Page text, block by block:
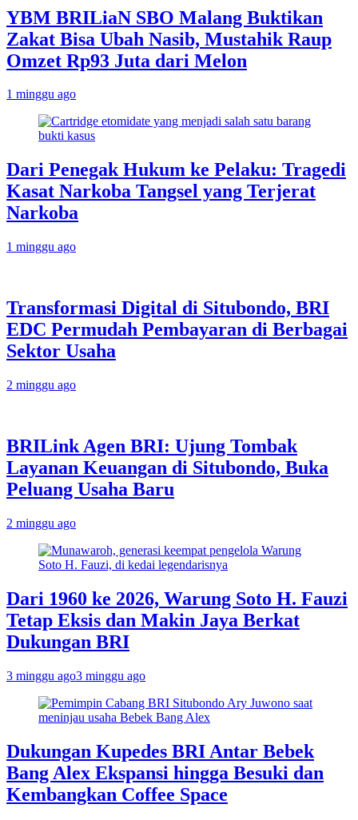
YBM BRILiaN SBO Malang Buktikan
Zakat Bisa Ubah Nasib, Mustahik Raup
Omzet Rp93 Juta dari Melon
1 minggu ago
Dari Penegak Hukum ke Pelaku: Tragedi
Kasat Narkoba Tangsel yang Terjerat
Narkoba
1 minggu ago
Transformasi Digital di Situbondo, BRI
EDC Permudah Pembayaran di Berbagai
Sektor Usaha
2 minggu ago
BRILink Agen BRI: Ujung Tombak
Layanan Keuangan di Situbondo, Buka
Peluang Usaha Baru
2 minggu ago
Dari 1960 ke 2026, Warung Soto H. Fauzi
Tetap Eksis dan Makin Jaya Berkat
Dukungan BRI
3 minggu ago3 minggu ago
Dukungan Kupedes BRI Antar Bebek
Bang Alex Ekspansi hingga Besuki dan
Kembangkan Coffee Space